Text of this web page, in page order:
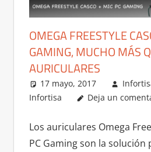
OMEGA FREESTYLE
GAMING, MUCHO MÁS
AURICULARES
17 mayo, 2017
Infortisa
Deja un
Los auriculares Omega
PC Gaming son la solución